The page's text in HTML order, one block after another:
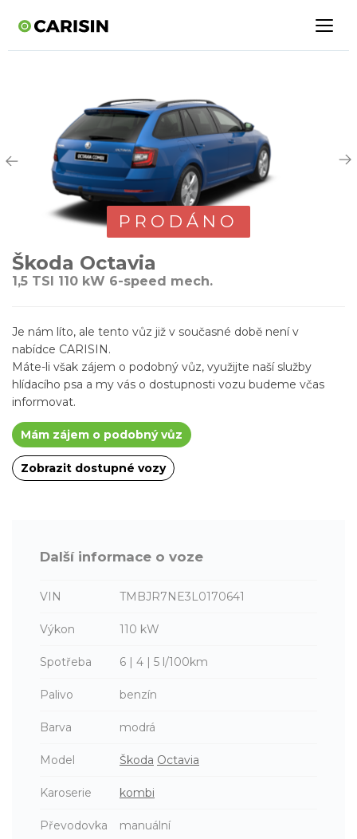
PRODÁNO
Škoda Octavia
1,5 TSI 110 kW 6-speed mech.
Je nám líto, ale tento vůz již v současné době není v
nabídce CARISIN.
Máte-li však zájem o podobný vůz, využijte naší služby
hlídacího psa a my vás o dostupnosti vozu budeme včas
informovat.
Mám zájem o podobný vůz
Zobrazit dostupné vozy
Další informace o voze
VIN TMBJR7NE3L0170641
Výkon 110 kW
Spotřeba 6 | 4 | 5 l/100km
Palivo benzín
Barva modrá
Model Škoda Octavia
Karoserie kombi
Převodovka manuální